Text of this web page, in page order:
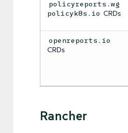
policyreports.wg
policyk8s.io CRDs
openreports.io
CRDs
Rancher